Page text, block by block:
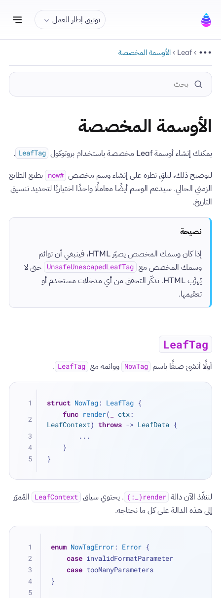
توثيق إطار العمل
Leaf الأوسمة المخصصة
الأوسمة المخصصة
يمكنك إنشاء أوسمة Leaf مخصصة باستخدام بروتوكول LeafTag
.
لتوضيح ذلك، لنلقِ نظرة على إنشاء وسم مخصص #now
يطبع الطابع
الزمني الحالي. سيدعم الوسم أيضًا معاملًا واحدًا اختياريًا لتحديد تنسيق
التاريخ.
نصيحة
إذا كان وسمك المخصص يصيّر HTML، فينبغي أن توائم
وسمك المخصص مع
UnsafeUnescapedLeafTag
حتى لا
يُهرَّب HTML. تذكّر التحقق من أي مدخلات مستخدم أو
تعقيمها.
LeafTag
أولًا أنشئ صنفًا باسم NowTag ووائمه مع LeafTag
.
struct NowTag: LeafTag {
func render( ctx
LeafContext) throws -> LeafData {
...
    }
}
لننفّذ الآن دالة render(_:) . يحتوي سياق LeafContext
المُمرّر
إلى هذه الدالة على كل ما نحتاجه.
enum NowTagError: Error {
case invalidFormatParameter
case tooManyParameters
}